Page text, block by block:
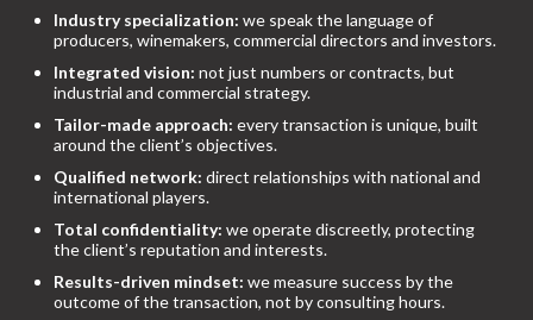
Industry specialization: we speak the language of
producers, winemakers, commercial directors and investors.
Integrated vision: not just numbers or contracts, but
industrial and commercial strategy.
Tailor-made approach: every transaction is unique, built
around the client’s objectives.
Qualified network: direct relationships with national and
international players.
Total confidentiality: we operate discreetly, protecting
the client’s reputation and interests.
Results-driven mindset: we measure success by the
outcome of the transaction, not by consulting hours.